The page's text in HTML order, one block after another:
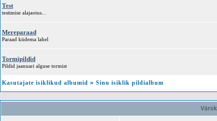
Test
testimise alajaotus...
Mereparaad
Paraad küdema lahel
Tormipildid
Pildid jaanuari alguse tormist
Kasutajate isiklikud albumid » Sinu isiklik pildialbum